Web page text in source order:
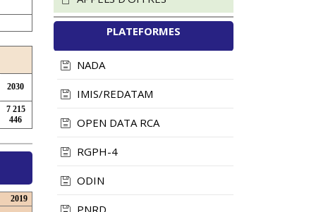
Vues : 81
des informations sur
le Dossier d'Appel
d'Offres (DAO) du
2030
7 215
446
2019
PLATEFORMES
NADA
IMIS/REDATAM
OPEN DATA RCA
RGPH-4
ODIN
PNRD